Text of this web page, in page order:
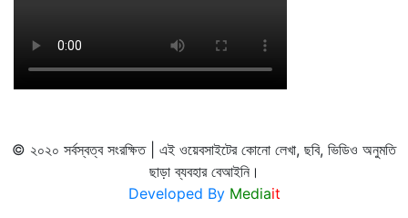
© ২০২০ সর্বস্বত্ব সংরক্ষিত | এই ওয়েবসাইটের কোনো লেখা, ছবি, ভিডিও অনুমতি
ছাড়া ব্যবহার বেআইনি।
Developed By Mediait